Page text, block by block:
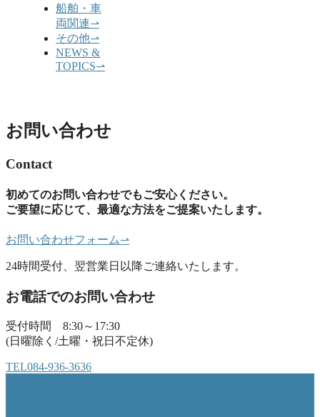
船舶・車
両関連⇀
その他⇀
NEWS &
TOPICS⇀
お問い合わせ
Contact
初めてのお問い合わせでもご安心ください。
ご要望に応じて、最適な方法をご提案いたします。
お問い合わせフォーム⇀
24時間受付、翌営業日以降ご連絡いたします。
お電話でのお問い合わせ
受付時間 8:30～17:30
(日曜除く/土曜・祝日不定休)
TEL084-936-3636